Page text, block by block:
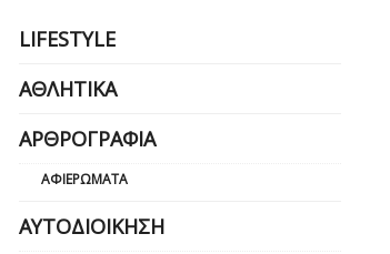
LIFESTYLE
ΑΘΛΗΤΙΚΆ
ΑΡΘΡΟΓΡΑΦΊΑ
ΑΦΙΕΡΏΜΑΤΑ
ΑΥΤΟΔΙΟΊΚΗΣΗ